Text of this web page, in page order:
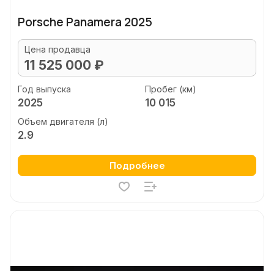
Porsche Panamera 2025
Цена продавца
11 525 000 ₽
Год выпуска
2025
Пробег (км)
10 015
Объем двигателя (л)
2.9
Подробнее